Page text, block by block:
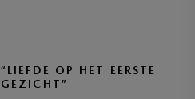
“LIEFDE OP HET EERSTE
GEZICHT”